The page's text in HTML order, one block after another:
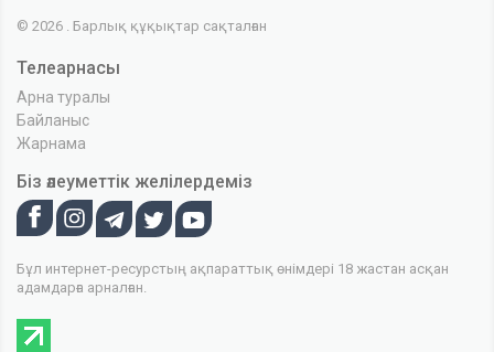
© 2026 . Барлық құқықтар сақталған
Телеарнасы
Арна туралы
Байланыс
Жарнама
Біз әлеуметтік желілердеміз
Бұл интернет-ресурстың ақпараттық өнімдері 18 жастан асқан
адамдарға арналған.